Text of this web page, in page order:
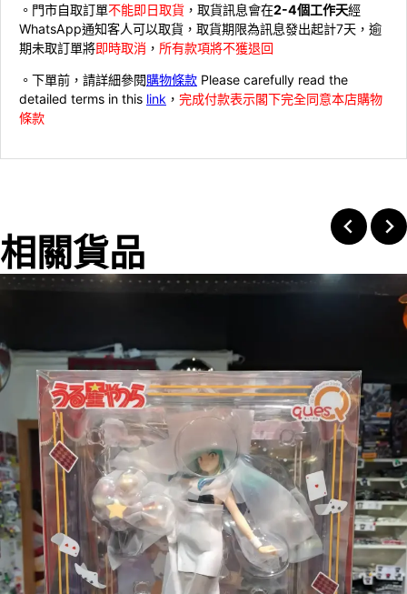
。門市自取訂單不能即日取貨 ，取貨訊息會在2-4個工作天經
WhatsApp通知客人可以取貨，取貨期限為訊息發出起計7天，逾
期未取訂單將即時取消 ， 所有款項將不獲退回
。下單前，請詳細參閱購物條款 Please carefully read the
detailed terms in this link ， 完成付款表示閣下完全同意本店購物
條款
相關貨品